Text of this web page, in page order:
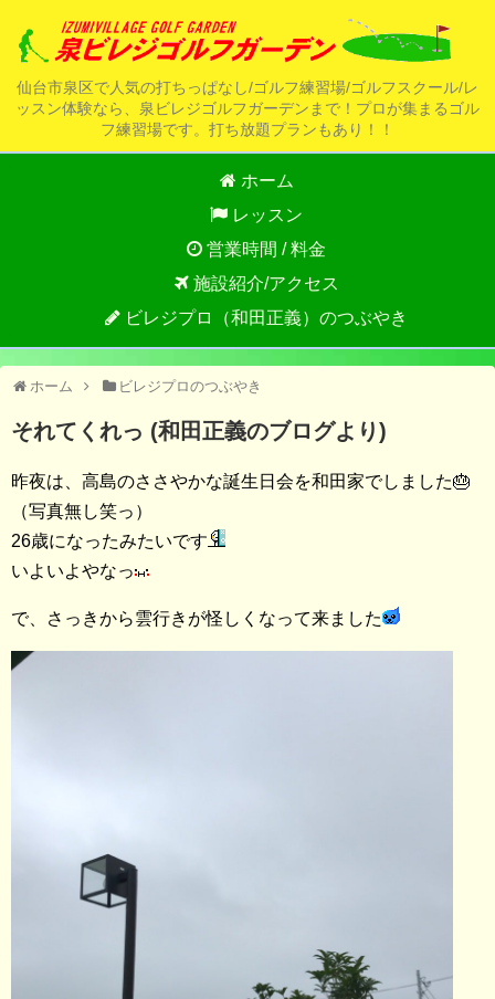
仙台市泉区で人気の打ちっぱなし/ゴルフ練習場/ゴルフスクール/レ
ッスン体験なら、泉ビレジゴルフガーデンまで！プロが集まるゴル
フ練習場です。打ち放題プランもあり！！
ホーム
レッスン
営業時間 / 料金
施設紹介/アクセス
ビレジプロ（和田正義）のつぶやき
ホーム ビレジプロのつぶやき
それてくれっ (和田正義のブログより)
昨夜は、高島のささやかな誕生日会を和田家でしました🎂
（写真無し笑っ）
26歳になったみたいです
いよいよやなっ
で、さっきから雲行きが怪しくなって来ました